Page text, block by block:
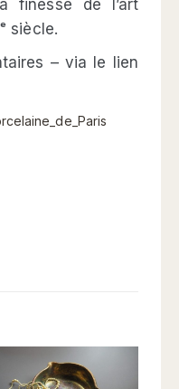
finesse de l’art
siècle.
– via le lien